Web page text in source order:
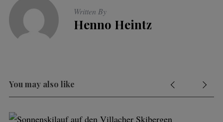
Written By
Henno Heintz
You may also like